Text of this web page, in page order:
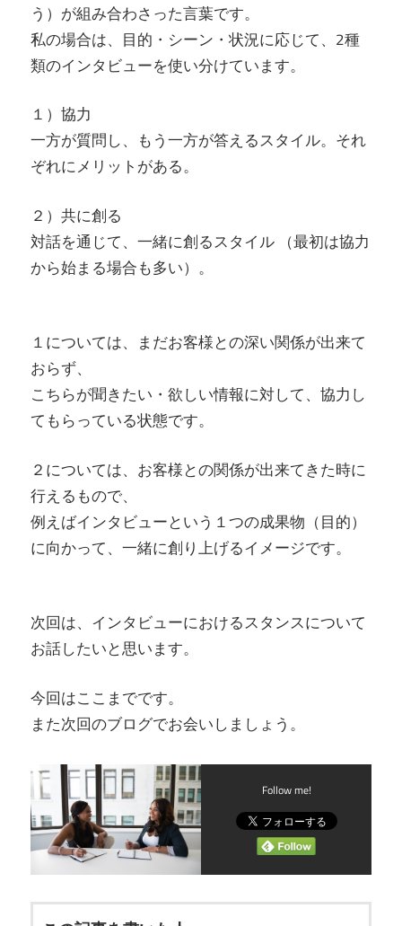
う）が組み合わさった言葉です。
私の場合は、目的・シーン・状況に応じて、2種
類のインタビューを使い分けています。
１）協力
一方が質問し、もう一方が答えるスタイル。それ
ぞれにメリットがある。
２）共に創る
対話を通じて、一緒に創るスタイル （最初は協力
から始まる場合も多い）。
１については、まだお客様との深い関係が出来て
おらず、
こちらが聞きたい・欲しい情報に対して、協力し
てもらっている状態です。
２については、お客様との関係が出来てきた時に
行えるもので、
例えばインタビューという１つの成果物（目的）
に向かって、一緒に創り上げるイメージです。
次回は、インタビューにおけるスタンスについて
お話したいと思います。
今回はここまでです。
また次回のブログでお会いしましょう。
Follow me!